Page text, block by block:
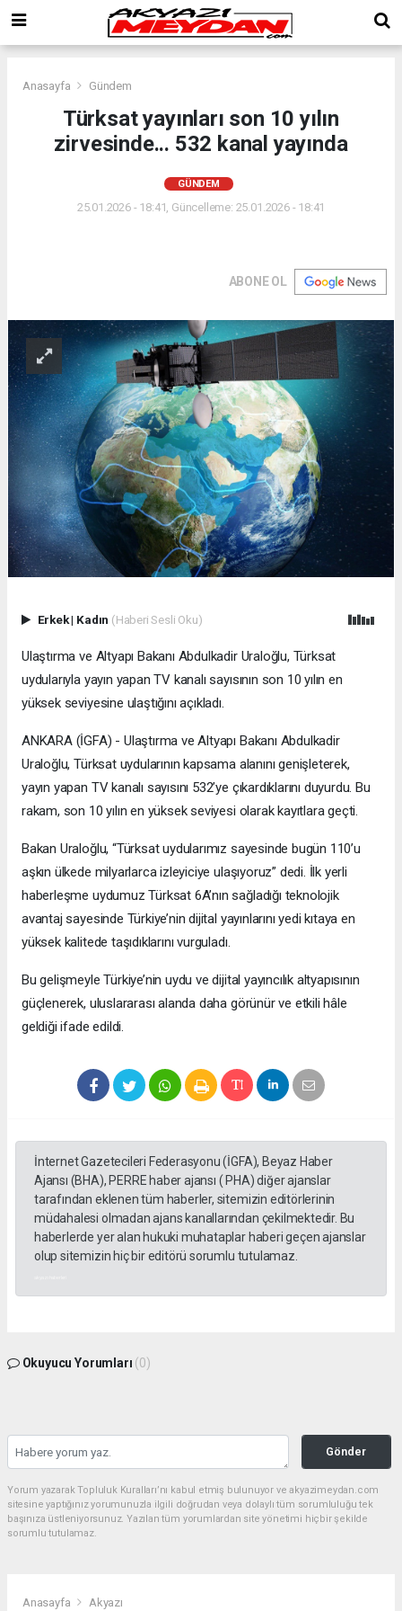
Anasayfa Gündem
Türksat yayınları son 10 yılın
zirvesinde... 532 kanal yayında
GÜNDEM
25.01.2026 - 18:41, Güncelleme: 25.01.2026 - 18:41
ABONE OL
Erkek| Kadın (Haberi Sesli Oku)
Ulaştırma ve Altyapı Bakanı Abdulkadir Uraloğlu, Türksat
uydularıyla yayın yapan TV kanalı sayısının son 10 yılın en
yüksek seviyesine ulaştığını açıkladı.
ANKARA (İGFA) - Ulaştırma ve Altyapı Bakanı Abdulkadir
Uraloğlu, Türksat uydularının kapsama alanını genişleterek,
yayın yapan TV kanalı sayısını 532’ye çıkardıklarını duyurdu. Bu
rakam, son 10 yılın en yüksek seviyesi olarak kayıtlara geçti.
Bakan Uraloğlu, “Türksat uydularımız sayesinde bugün 110’u
aşkın ülkede milyarlarca izleyiciye ulaşıyoruz” dedi. İlk yerli
haberleşme uydumuz Türksat 6A’nın sağladığı teknolojik
avantaj sayesinde Türkiye’nin dijital yayınlarını yedi kıtaya en
yüksek kalitede taşıdıklarını vurguladı.
Bu gelişmeyle Türkiye’nin uydu ve dijital yayıncılık altyapısının
güçlenerek, uluslararası alanda daha görünür ve etkili hâle
geldiği ifade edildi.
İnternet Gazetecileri Federasyonu (İGFA), Beyaz Haber
Ajansı (BHA), PERRE haber ajansı ( PHA) diğer ajanslar
tarafından eklenen tüm haberler, sitemizin editörlerinin
müdahalesi olmadan ajans kanallarından çekilmektedir. Bu
haberlerde yer alan hukuki muhataplar haberi geçen ajanslar
olup sitemizin hiç bir editörü sorumlu tutulamaz.
Okuyucu Yorumları (0)
Gönder
Yorum yazarak Topluluk Kuralları’nı kabul etmiş bulunuyor ve akyazimeydan.com
sitesine yaptığınız yorumunuzla ilgili doğrudan veya dolaylı tüm sorumluluğu tek
başınıza üstleniyorsunuz. Yazılan tüm yorumlardan site yönetimi hiçbir şekilde
sorumlu tutulamaz.
Anasayfa Akyazı